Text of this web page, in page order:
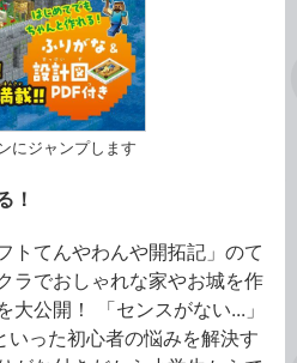
にジャンプします
！
トてんやわんや開拓記」のて
ラでおしゃれな家やお城を作
大公開！ 「センスがない...」
いった初心者の悩みを解決す